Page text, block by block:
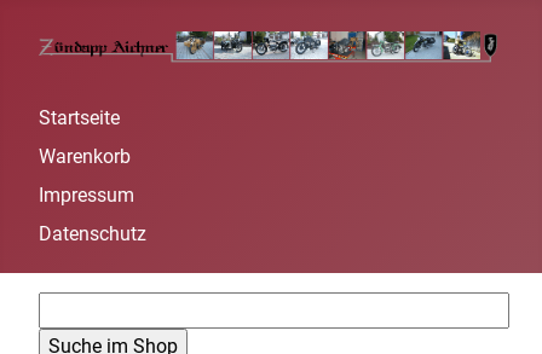
Startseite
Warenkorb
Impressum
Datenschutz